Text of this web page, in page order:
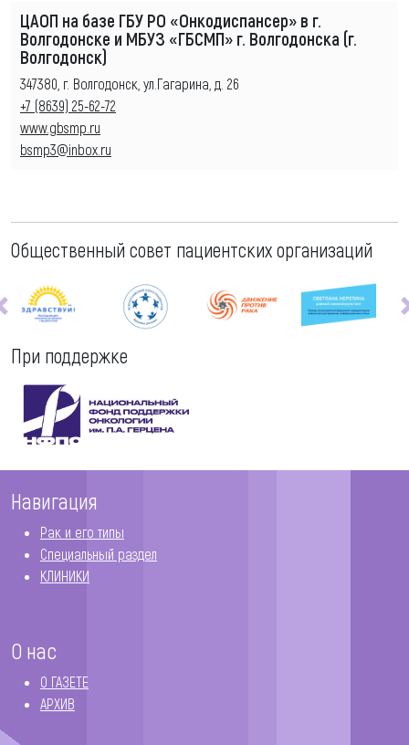
ЦАОП на базе ГБУ РО «Онкодиспансер» в г.
Волгодонске и МБУЗ «ГБСМП» г. Волгодонска (г.
Волгодонск)
347380, г. Волгодонск, ул.Гагарина, д. 26
+7 (8639) 25-62-72
www.gbsmp.ru
bsmp3@inbox.ru
Общественный совет пациентских организаций
При поддержке
Навигация
Рак и его типы
Специальный раздел
КЛИНИКИ
О нас
О ГАЗЕТЕ
АРХИВ